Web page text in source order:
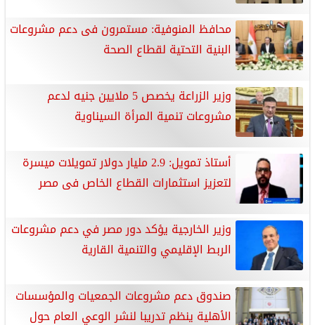
محافظ المنوفية: مستمرون فى دعم مشروعات
البنية التحتية لقطاع الصحة
وزير الزراعة يخصص 5 ملايين جنيه لدعم
مشروعات تنمية المرأة السيناوية
أستاذ تمويل: 2.9 مليار دولار تمويلات ميسرة
لتعزيز استثمارات القطاع الخاص فى مصر
وزير الخارجية يؤكد دور مصر في دعم مشروعات
الربط الإقليمي والتنمية القارية
صندوق دعم مشروعات الجمعيات والمؤسسات
الأهلية ينظم تدريبا لنشر الوعي العام حول